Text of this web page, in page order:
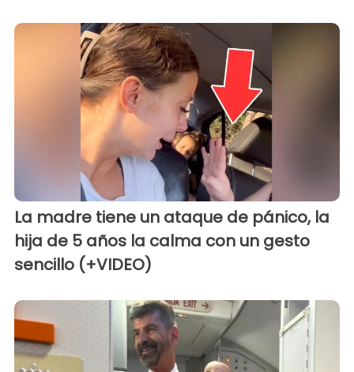
La madre tiene un ataque de pánico, la
hija de 5 años la calma con un gesto
sencillo (+VIDEO)